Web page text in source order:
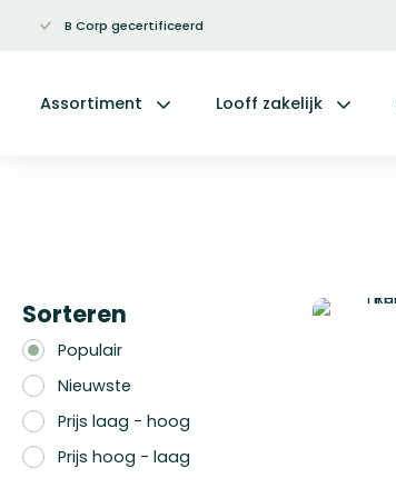
B Corp gecertificeerd
Assortiment Looff zakelijk
Sorteren
Populair
Nieuwste
Prijs laag - hoog
Prijs hoog - laag